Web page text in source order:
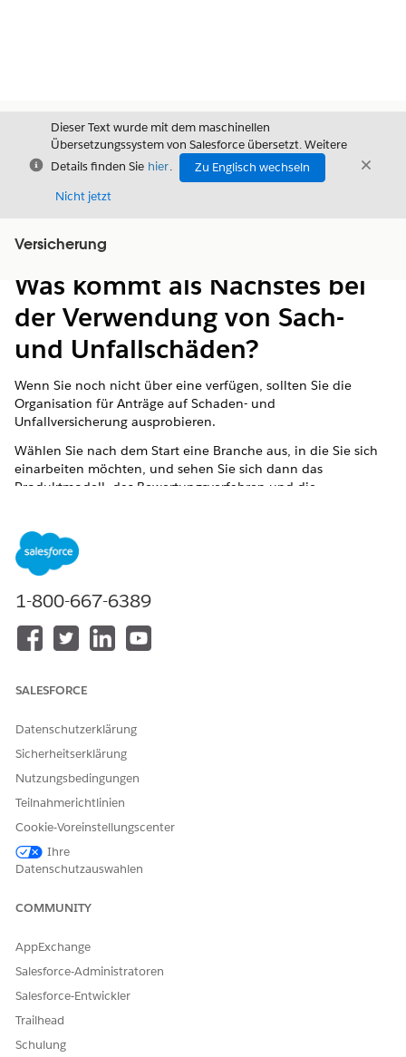
Schließen
Dieser Text wurde mit dem maschinellen
Übersetzungssystem von Salesforce übersetzt. Weitere
Details finden Sie hier.
Zu Englisch wechseln
Nicht jetzt
VersicherungInhalt anzeigen
Inhalt
Was kommt als Nächstes bei
der Verwendung von Sach-
und Unfallschäden?
Wenn Sie noch nicht über eine verfügen, sollten Sie die
Organisation für Anträge auf Schaden- und
Unfallversicherung ausprobieren.
Wählen Sie nach dem Start eine Branche aus, in die Sie sich
einarbeiten möchten, und sehen Sie sich dann das
Produktmodell, das Bewertungsverfahren und die
Weitere Informationen zu einer Branche und ihren Inhalten
finden Sie unter:
Vlocity Insurance Application for Auto (Vlocity-
Versicherungsantrag für Auto)
1-800-667-6389
SALESFORCE
Datenschutzerklärung
Sicherheitserklärung
Nutzungsbedingungen
Teilnahmerichtlinien
Cookie-Voreinstellungscenter
Ihre
Datenschutzauswahlen
COMMUNITY
AppExchange
Salesforce-Administratoren
Salesforce-Entwickler
Trailhead
Schulung